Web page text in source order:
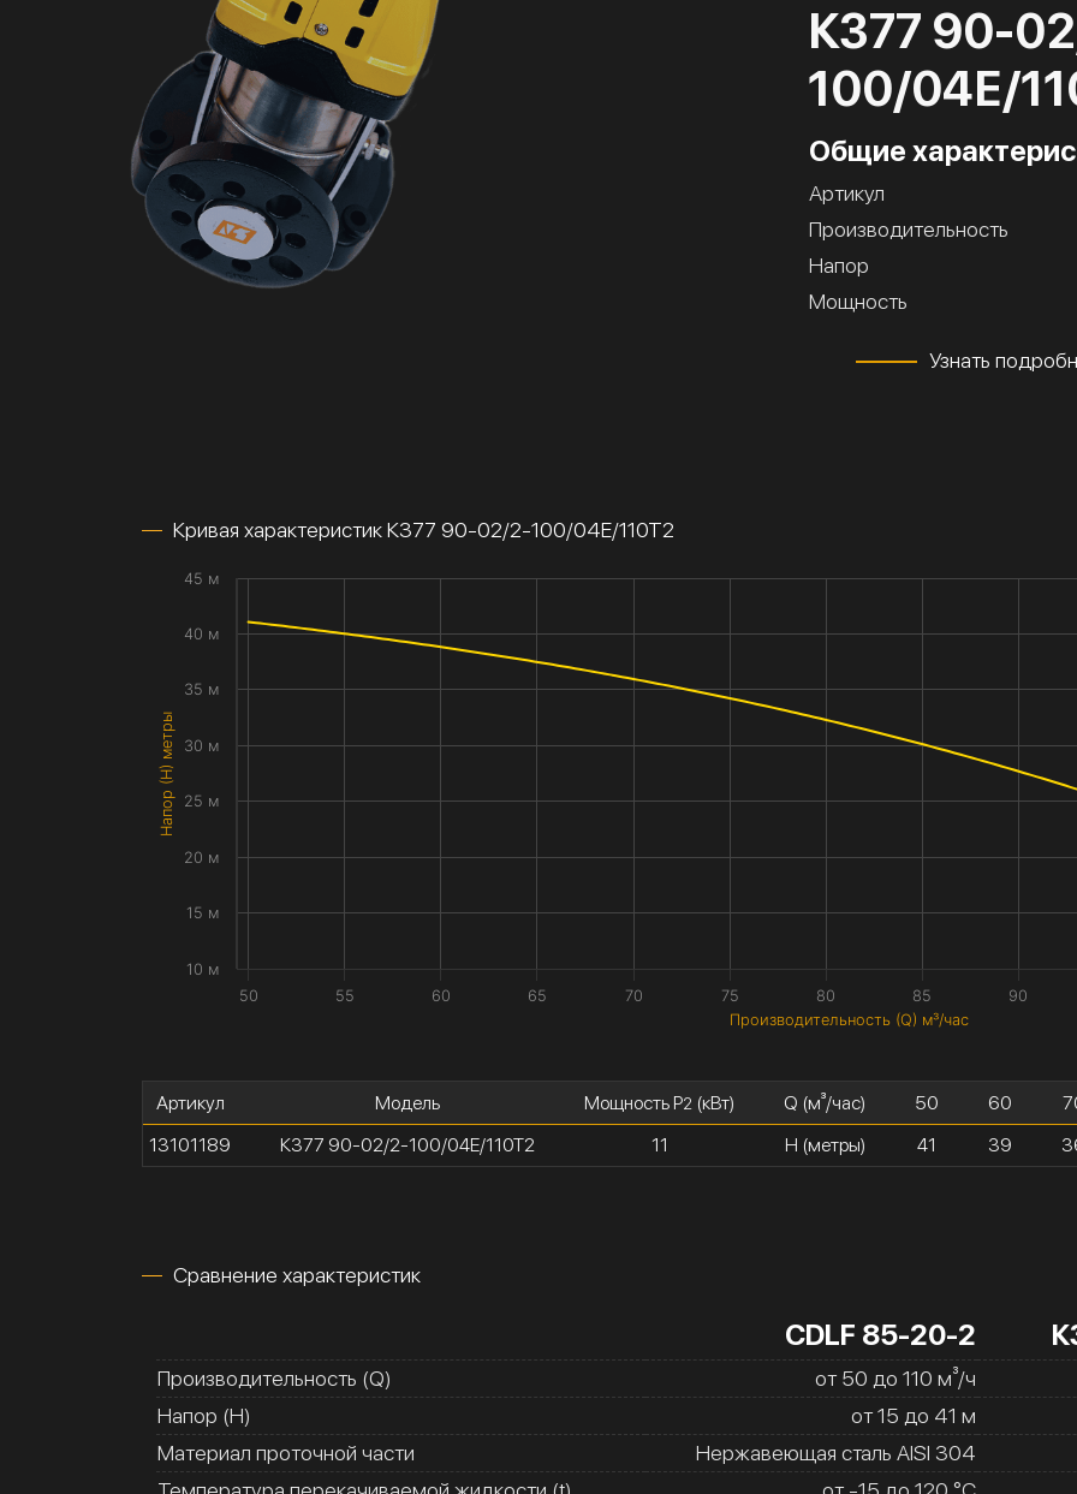
К377 90-
100/04Е/
Общие
Артикул
Производительность
Напор
Мощность
Узнать
Кривая характеристик К377 90-02/2-100/04Е/110Т2
Производительность (Q) м³/час
Напор (H) метры
50 55 60 65 70 75 80 85 90
10 м
15 м
20 м
25 м
30 м
35 м
40 м
45 м
Артикул
13101189
Модель
К377 90-02/2-100/04Е/110Т2
Мощность P2 (кВт)
11
Q (м³/час)
H (метры)
50
41
60
39
Сравнение характеристик
CDLF 85-20-2
Производительность (Q)
от 50 до 110 м³/ч
Напор (H)
от 15 до 41 м
Материал проточной части
Нержавеющая сталь AISI 304